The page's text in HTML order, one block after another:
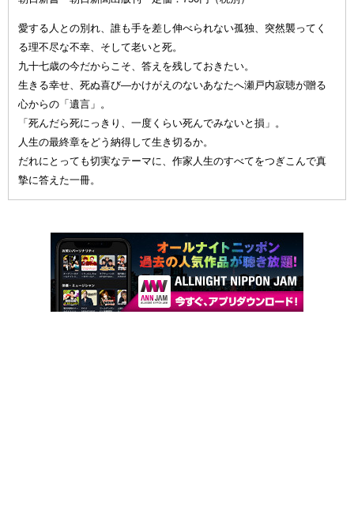
愛する人との別れ、誰も手を差し伸べられない孤独、突然襲ってく
る理不尽な不幸、そして老いと死。
九十七歳の今だからこそ、答えを残しておきたい。
生きる幸せ、死ぬ喜び—かけがえのないあなたへ瀬戸内寂聴が贈る
心からの「遺言」。
「死んだら死にっきり、一度くらい死んでみないと損」。
人生の最終章をどう納得して生き切るか。
だれにとっても切実なテーマに、作家人生のすべてをつぎこんで真
摯に答えた一冊。